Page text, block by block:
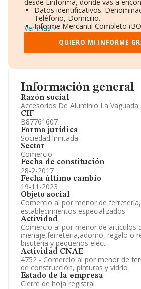
Información general
Razón social
Accesorios De Aluminio La Vaguada
CIF
B87761607
Forma jurídica
Sociedad limitada
Sector
Comercio
Fecha de constitución
28-2-2017
Fecha último cambio
19-11-2023
Objeto social
Comercio al por menor de
establecimientos especializados
Actividad
Comercio al por menor de artículos
menaje,ferreteria,adorno, regalo o
bisutería y pequeños elect
Actividad CNAE
4752 - Comercio al por menor de
de construcción, pinturas y vidrio
Estado de la empresa
Cierre de hoja registral
Datos identificativos:
Teléfono, Domicilio.
Informe Mercantil Completo
Gráficos de Evolución Ventas y
Consejo de Administración y
Directivos y Ejecutivos.
Información oficial y registral
Ver más
QUIERO MI INFORME